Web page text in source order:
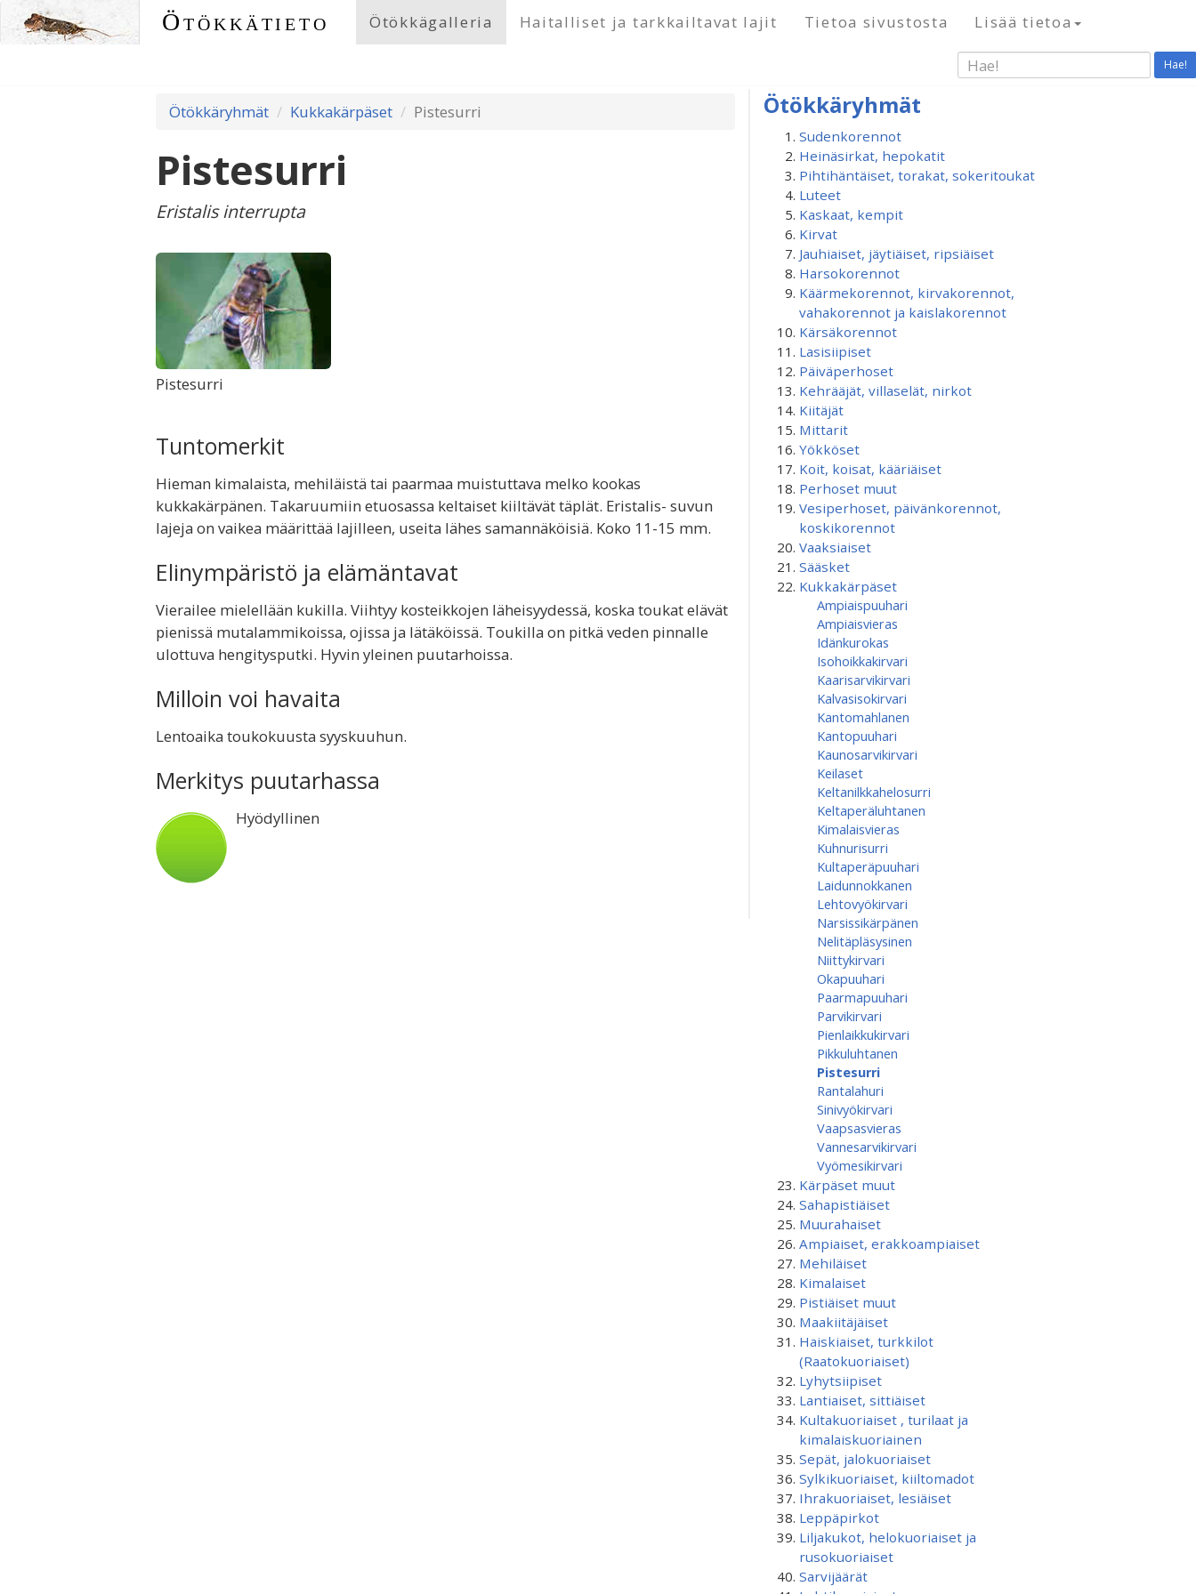
Ötökkätieto Ötökkägalleria Haitalliset ja tarkkailtavat lajit Tietoa sivustosta Lisää tietoa
Hae!
Ötökkäryhmät Kukkakärpäset Pistesurri
Pistesurri
Eristalis interrupta
Pistesurri
Tuntomerkit
Hieman kimalaista, mehiläistä tai paarmaa muistuttava melko kookas
kukkakärpänen. Takaruumiin etuosassa keltaiset kiiltävät täplät. Eristalis- suvun
lajeja on vaikea määrittää lajilleen, useita lähes samannäköisiä. Koko 11-15 mm.
Elinympäristö ja elämäntavat
Vierailee mielellään kukilla. Viihtyy kosteikkojen läheisyydessä, koska toukat elävät
pienissä mutalammikoissa, ojissa ja lätäköissä. Toukilla on pitkä veden pinnalle
ulottuva hengitysputki. Hyvin yleinen puutarhoissa.
Milloin voi havaita
Lentoaika toukokuusta syyskuuhun.
Merkitys puutarhassa
Hyödyllinen
Ötökkäryhmät
Sudenkorennot
Heinäsirkat, hepokatit
Pihtihäntäiset, torakat, sokeritoukat
Luteet
Kaskaat, kempit
Kirvat
Jauhiaiset, jäytiäiset, ripsiäiset
Harsokorennot
Käärmekorennot, kirvakorennot,
vahakorennot ja kaislakorennot
Kärsäkorennot
Lasisiipiset
Päiväperhoset
Kehrääjät, villaselät, nirkot
Kiitäjät
Mittarit
Yökköset
Koit, koisat, kääriäiset
Perhoset muut
Vesiperhoset, päivänkorennot,
koskikorennot
Vaaksiaiset
Sääsket
Kukkakärpäset
Ampiaispuuhari
Ampiaisvieras
Idänkurokas
Isohoikkakirvari
Kaarisarvikirvari
Kalvasisokirvari
Kantomahlanen
Kantopuuhari
Kaunosarvikirvari
Keilaset
Keltanilkkahelosurri
Keltaperäluhtanen
Kimalaisvieras
Kuhnurisurri
Kultaperäpuuhari
Laidunnokkanen
Lehtovyökirvari
Narsissikärpänen
Nelitäpläsysinen
Niittykirvari
Okapuuhari
Paarmapuuhari
Parvikirvari
Pienlaikkukirvari
Pikkuluhtanen
Pistesurri
Rantalahuri
Sinivyökirvari
Vaapsasvieras
Vannesarvikirvari
Vyömesikirvari
Kärpäset muut
Sahapistiäiset
Muurahaiset
Ampiaiset, erakkoampiaiset
Mehiläiset
Kimalaiset
Pistiäiset muut
Maakiitäjäiset
Haiskiaiset, turkkilot
(Raatokuoriaiset)
Lyhytsiipiset
Lantiaiset, sittiäiset
Kultakuoriaiset , turilaat ja
kimalaiskuoriainen
Sepät, jalokuoriaiset
Sylkikuoriaiset, kiiltomadot
Ihrakuoriaiset, lesiäiset
Leppäpirkot
Liljakukot, helokuoriaiset ja
rusokuoriaiset
Sarvijäärät